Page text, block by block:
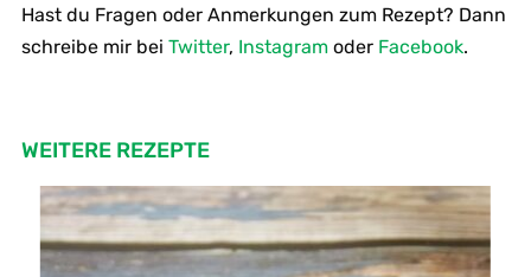
Hast du Fragen oder Anmerkungen zum Rezept? Dann
schreibe mir bei Twitter, Instagramoder Facebook.
WEITERE REZEPTE